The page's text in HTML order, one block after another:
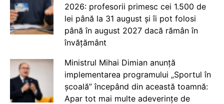
2026: profesorii primesc cei 1.500 de
lei până la 31 august și îi pot folosi
până în august 2027 dacă rămân în
învățământ
Ministrul Mihai Dimian anunță
implementarea programului „Sportul în
școală” începând din această toamnă:
Apar tot mai multe adeverințe de